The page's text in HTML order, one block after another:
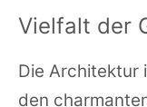
Vielfalt der
Die Architektur
den